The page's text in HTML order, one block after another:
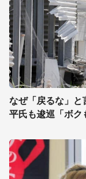
なぜ「戻るな」と
平氏も逡巡「ボク